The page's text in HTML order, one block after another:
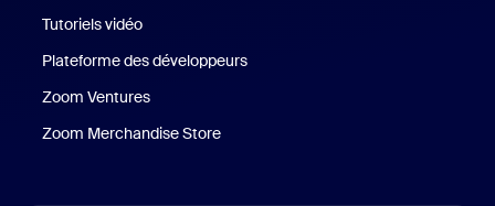
Tutoriels vidéo
Plateforme des développeurs
Zoom Ventures
Zoom Merchandise Store